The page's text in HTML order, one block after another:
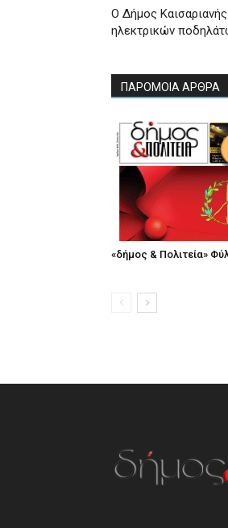
Ο Δήμος
ηλεκτρικών
ΠΑΡΟΜΟΙΑ ΑΡΘΡΑ
«δήμος & Πολιτεία»